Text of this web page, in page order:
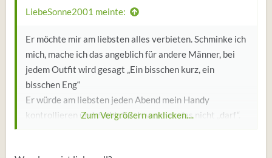
LiebeSonne2001 meinte:
Er möchte mir am liebsten alles verbieten. Schminke ich
mich, mache ich das angeblich für andere Männer, bei
jedem Outfit wird gesagt „Ein bisschen kurz, ein
bisschen Eng“
Er würde am liebsten jeden Abend mein Handy
kontrollieren und dreht durch, wenn er das nicht „darf“.
Gehe ich zur Arbeit und mache mich dafür etwas fertig
Zum Vergrößern anklicken....